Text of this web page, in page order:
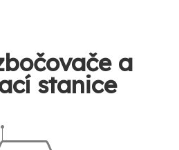
a
stanice